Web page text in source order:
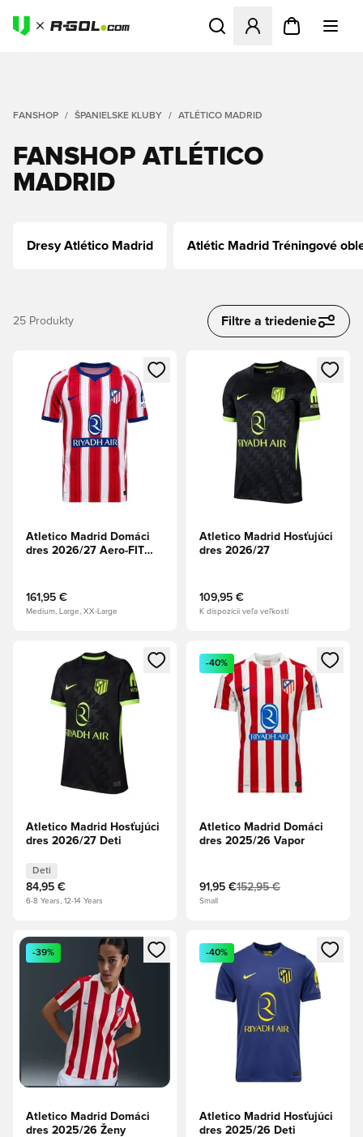
Otvorí modál na
FANSHOP ŠPANIELSKE KLUBY ATLÉTICO MADRID
FANSHOP ATLÉTICO
MADRID
Dresy Atlético Madrid Atlétic Madrid Tréningové
25 Produkty Filtre a triedenie
Otvorí modál na prihlásenie alebo registráciu ako člen
Atletico Madrid Domáci
dres 2026/27 Aero-FIT
161,95 €
Medium, Large, XX-Large
Otvorí modál na prihlásenie
Atletico Madrid Hosťujúci
dres 2026/27
109,95 €
K dispozícii veľa veľkostí
Otvorí modál na prihlásenie alebo registráciu ako člen
Atletico Madrid Hosťujúci
dres 2026/27 Deti
Deti
84,95 €
6-8 Years, 12-14 Years
Otvorí modál na prihlásenie
-40%
Atletico Madrid Domáci
dres 2025/26 Vapor
91,95 €152,95 €
Small
Otvorí modál na prihlásenie alebo registráciu ako člen
-39%
Atletico Madrid Domáci
dres 2025/26 Ženy
Otvorí modál na prihlásenie
-40%
Atletico Madrid Hosťujúci
dres 2025/26 Deti